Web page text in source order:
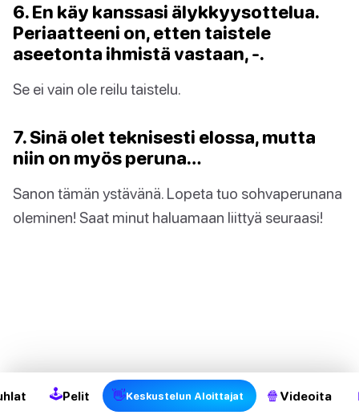
6. En käy kanssasi älykkyysottelua.
Periaatteeni on, etten taistele
aseetonta ihmistä vastaan, -.
Se ei vain ole reilu taistelu.
7. Sinä olet teknisesti elossa, mutta
niin on myös peruna…
Sanon tämän ystävänä. Lopeta tuo sohvaperunana
oleminen! Saat minut haluamaan liittyä seuraasi!
🕹Pelit 👋Keskustelun Aloittajat 🍿 Videoita